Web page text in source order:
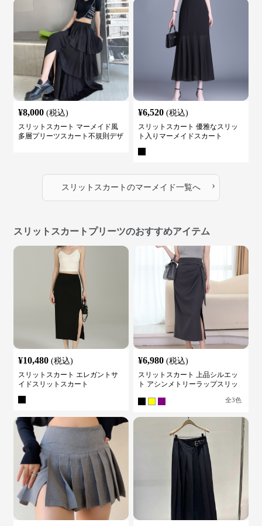
¥8,000 (税込)
スリットスカート マーメイド風
多層プリーツスカート不規則デザ
¥6,520 (税込)
スリットスカート 優雅なスリッ
ト入りマーメイドスカート
スリットスカート のマーメイド一覧へ ›
スリットスカートプリーツのおすすめアイテム
¥10,480 (税込)
スリットスカート エレガントサ
イドスリットスカート
¥6,980 (税込)
スリットスカート 上品シルエッ
ト アシンメトリーラップスリッ
全3色